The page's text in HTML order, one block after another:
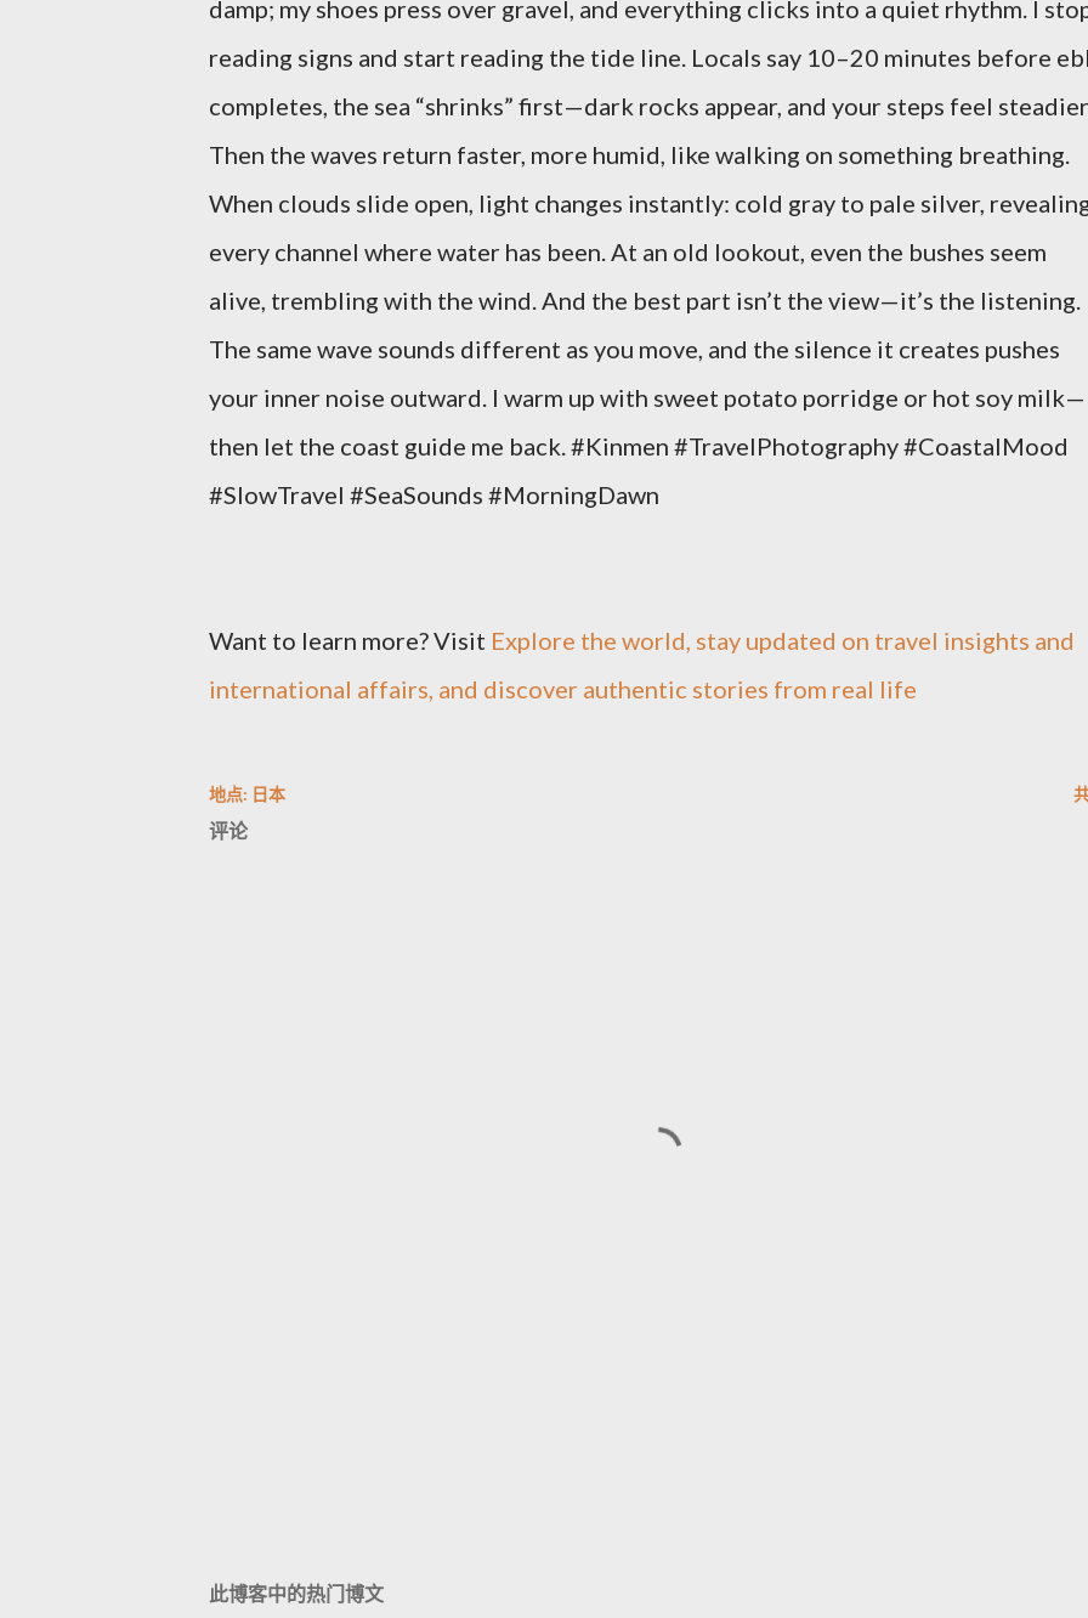
damp; my shoes press over gravel, and everything clicks into a quiet rhythm. I
reading signs and start reading the tide line. Locals say 10–20 minutes before
completes, the sea “shrinks” first—dark rocks appear, and your steps feel
Then the waves return faster, more humid, like walking on something breathing.
When clouds slide open, light changes instantly: cold gray to pale silver,
every channel where water has been. At an old lookout, even the bushes seem
alive, trembling with the wind. And the best part isn’t the view—it’s the listening.
The same wave sounds different as you move, and the silence it creates pushes
your inner noise outward. I warm up with sweet potato porridge or hot soy milk—
then let the coast guide me back. #Kinmen #TravelPhotography #CoastalMood
#SlowTravel #SeaSounds #MorningDawn
Want to learn more? Visit Explore the world, stay updated on travel insights and
international affairs, and discover authentic stories from real life
地点: 日本
评论
此博客中的热门博文